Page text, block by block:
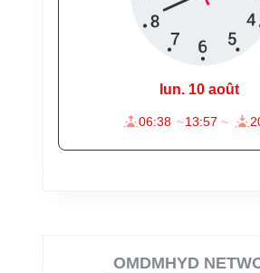
OMDMHYD